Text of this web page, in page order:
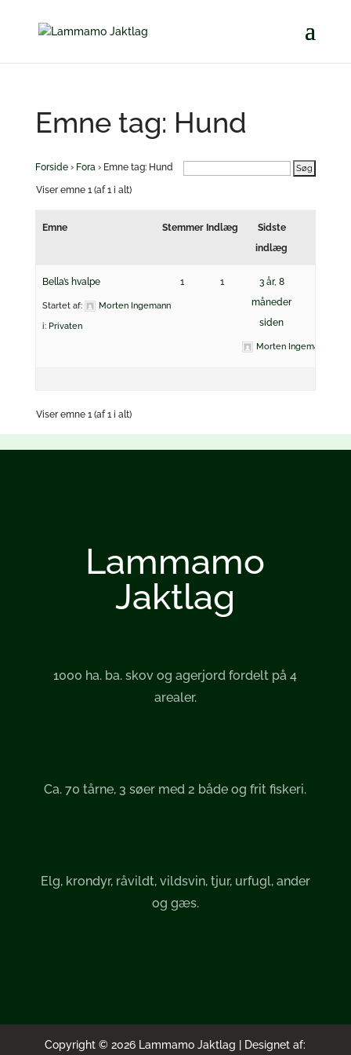
Emne tag: Hund
Forside › Fora › Emne tag: Hund
Viser emne 1 (af 1 i alt)
Emne Stemmer Indlæg
Sidste
indlæg
Bella’s hvalpe
Startet af:
Morten Ingemann
i: Privaten
1 1
3 år, 8
måneder
siden
Morten Ingemann
Viser emne 1 (af 1 i alt)
Lammamo
Jaktlag
1000 ha. ba. skov og agerjord fordelt på 4
arealer.
Ca. 70 tårne, 3 søer med 2 både og frit fiskeri.
Elg, krondyr, råvildt, vildsvin, tjur, urfugl, ander
og gæs.
Copyright © 2026 Lammamo Jaktlag | Designet af: